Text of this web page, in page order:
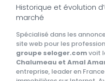
Historique et évolution
marché
Spécialisé dans les
site web pour les
groupe seloger.comvoit
Chalumeau et Amal
entreprise, leader en